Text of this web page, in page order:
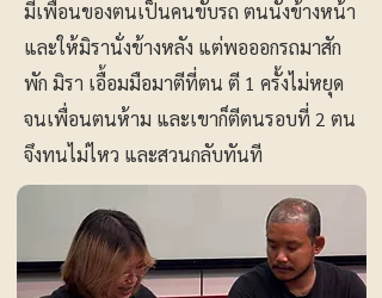
มีเพื่อนของตนเป็นคนขับรถ ตนนั่งข้างหน้า
และให้มิรานั่งข้างหลัง แต่พอออกรถมาสัก
พัก มิรา เอื้อมมือมาตีที่ตน ตี 1 ครั้งไม่หยุด
จนเพื่อนตนห้าม และเขาก็ตีตนรอบที่ 2 ตน
จึงทนไม่ไหว และสวนกลับทันที